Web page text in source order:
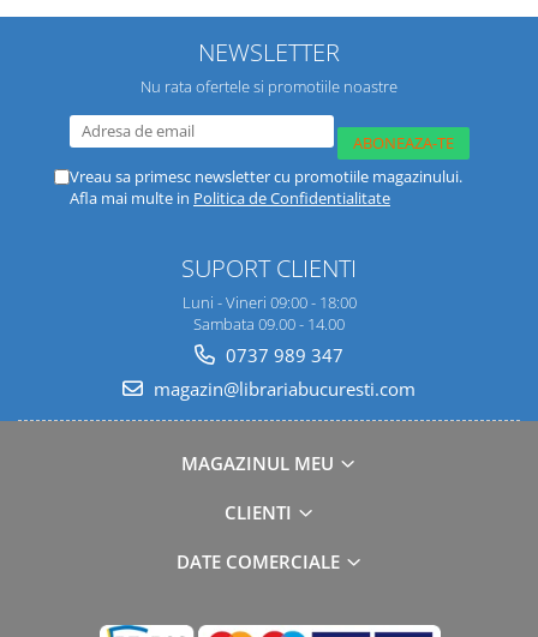
NEWSLETTER
Nu rata ofertele si promotiile noastre
Vreau sa primesc newsletter cu promotiile magazinului.
Afla mai multe in Politica de Confidentialitate
SUPORT CLIENTI
Luni - Vineri 09:00 - 18:00
Sambata 09.00 - 14.00
0737 989 347
magazin@librariabucuresti.com
MAGAZINUL MEU
CLIENTI
DATE COMERCIALE